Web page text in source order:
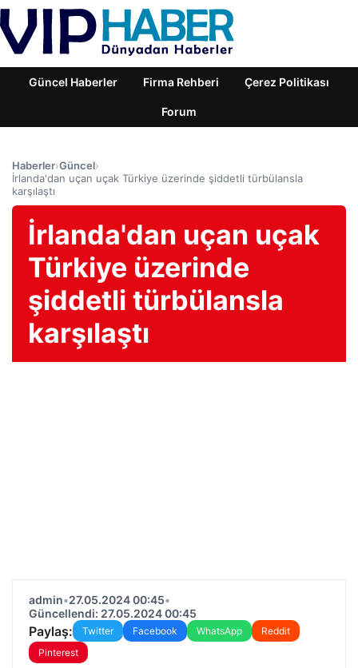
Güncel Haberler Firma Rehberi Çerez Politikası
Forum
Haberler›Güncel›
İrlanda'dan uçan uçak Türkiye üzerinde şiddetli türbülansla
karşılaştı
İrlanda'dan uçan uçak
Türkiye üzerinde
şiddetli türbülansla
karşılaştı
admin•27.05.2024 00:45•
Güncellendi: 27.05.2024 00:45
Paylaş: Twitter Facebook WhatsApp
Reddit
Pinterest